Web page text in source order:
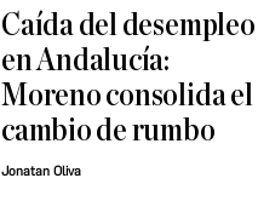
Caída del desempleo
en Andalucía:
Moreno consolida el
cambio de rumbo
Jonatan Oliva